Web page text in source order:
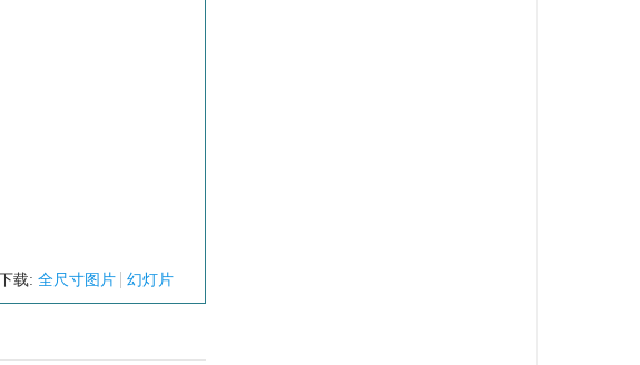
载: 全尺寸图片 幻灯片